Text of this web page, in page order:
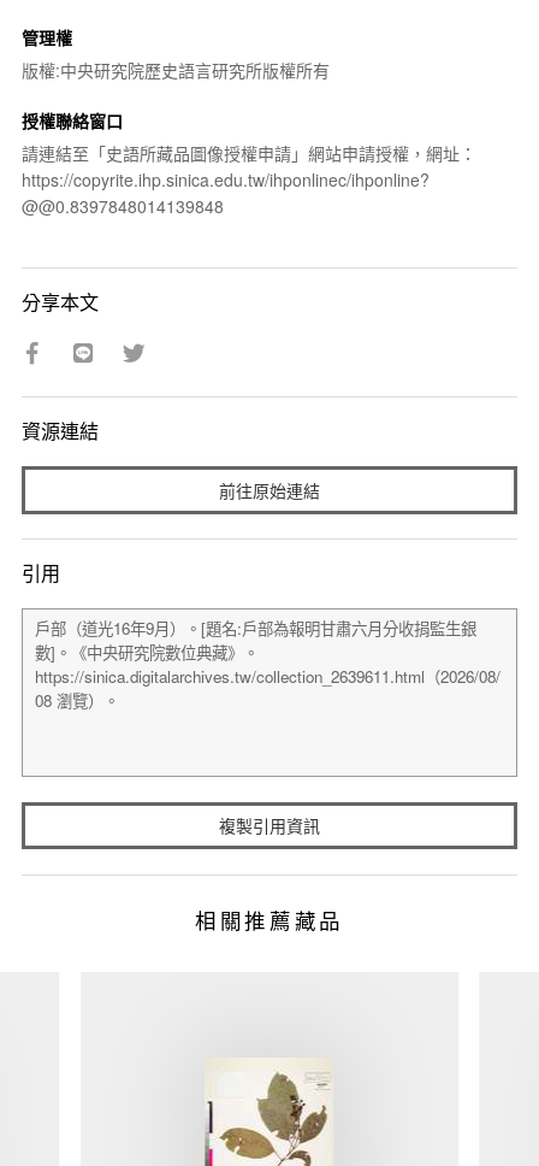
管理權
版權:中央研究院歷史語言研究所版權所有
授權聯絡窗口
請連結至「史語所藏品圖像授權申請」網站申請授權，網址：
https://copyrite.ihp.sinica.edu.tw/ihponlinec/ihponline?
@@0.8397848014139848
分享本文
資源連結
前往原始連結
引用
複製引用資訊
相關推薦藏品